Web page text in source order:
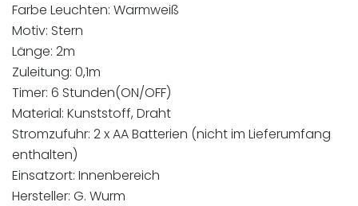
Farbe Leuchten: Warmweiß
Motiv: Stern
Länge: 2m
Zuleitung: 0,1m
Timer: 6 Stunden(ON/OFF)
Material: Kunststoff, Draht
Stromzufuhr: 2 x AA Batterien (nicht im Lieferumfang
enthalten)
Einsatzort: Innenbereich
Hersteller: G. Wurm